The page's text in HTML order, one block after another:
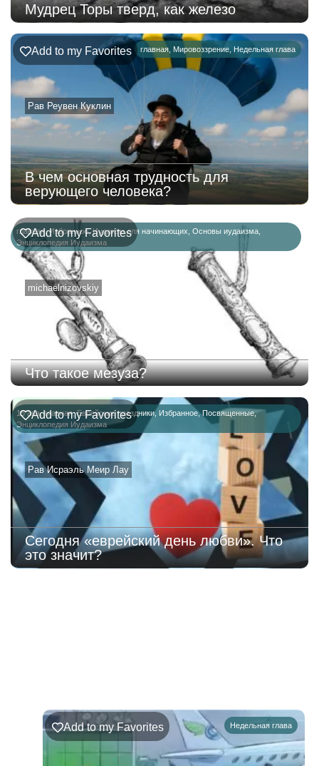
Мудрец Торы тверд, как железо
главная Мировоззрение Недельная глава
Рав Реувен Куклин
Add to my Favorites
В чем основная трудность для
верующего человека?
главная,Избранное,Иудаизм для начинающих Основы иудаизма
Энциклопедия Иудаизма
michaelnizovskiy
Add to my Favorites
Что такое мезуза?
15 ава,главная,Еврейские праздники, Избранное,Посвященные,
Энциклопедия Иудаизма
Рав Исраэль Меир Лау
Add to my Favorites
Сегодня «еврейский день любви». Что
это значит?
Ръэ
02.08.2026
Недельная глава
Add to my Favorites